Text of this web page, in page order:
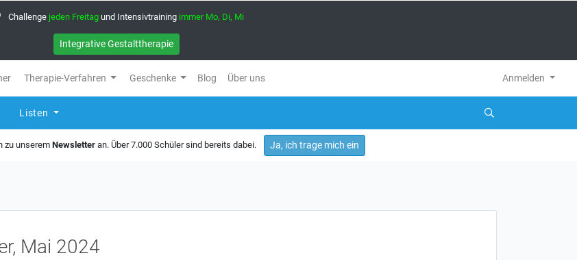
Challenge jeden Freitag und Intensivtraining immer Mo, Di, Mi
Integrative Gestalttherapie
Therapie-Verfahren Geschenke Blog Über uns Anmelden
Listen
zu unserem Newsletteran. Über 7.000 Schüler sind bereits dabei. Ja, ich trage mich ein
Mai 2024